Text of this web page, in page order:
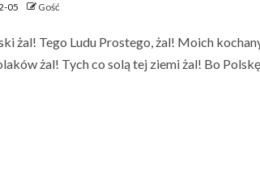
05 Gość
żal! Tego Ludu Prostego, żal! Moich
żal! Tych co solą tej ziemi żal! Bo